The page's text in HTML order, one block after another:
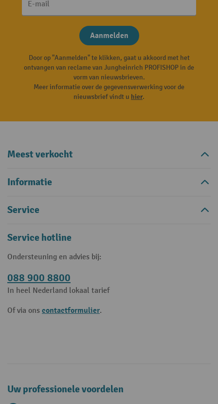
E-mail
Aanmelden
Door op "Aanmelden" te klikken, gaat u akkoord met het
ontvangen van reclame van Jungheinrich PROFISHOP in de
vorm van nieuwsbrieven.
Meer informatie over de gegevensverwerking voor de
nieuwsbrief vindt u hier.
Meest verkocht
Informatie
Service
Service hotline
Ondersteuning en advies bij:
088 900 8800
In heel Nederland lokaal tarief
Of via ons contactformulier.
Uw professionele voordelen